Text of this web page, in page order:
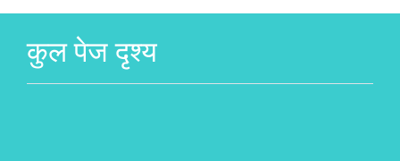
कुल पेज दृश्य